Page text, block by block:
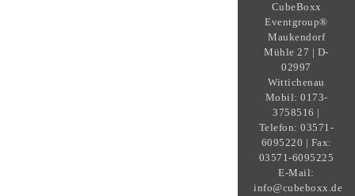
CubeBoxx
Eventgroup®
Maukendorf
Mühle 27 | D-
02997
Wittichenau
Mobil: 0173-
3758516 |
Telefon: 03571-
6095220 | Fax:
03571-6095225
E-Mail:
info@cubeboxx.de